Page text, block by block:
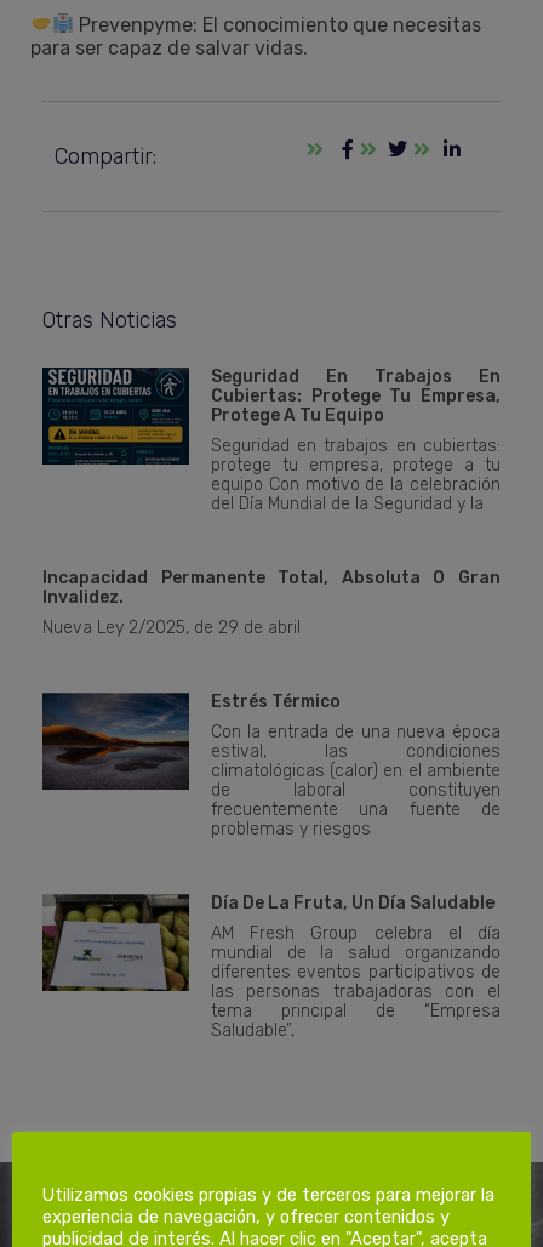
Prevenpyme: El conocimiento que necesitas
para ser capaz de salvar vidas.
Compartir:
Otras Noticias
Seguridad En Trabajos En
Cubiertas: Protege Tu Empresa,
Protege A Tu Equipo
Seguridad en trabajos en cubiertas:
protege tu empresa, protege a tu
equipo Con motivo de la celebración
del Día Mundial de la Seguridad y la
Incapacidad Permanente Total, Absoluta O Gran
Invalidez.
Nueva Ley 2/2025, de 29 de abril
Estrés Térmico
Con la entrada de una nueva época
estival, las condiciones
climatológicas (calor) en el ambiente
de laboral constituyen
frecuentemente una fuente de
problemas y riesgos
Día De La Fruta, Un Día Saludable
AM Fresh Group celebra el día
mundial de la salud organizando
diferentes eventos participativos de
las personas trabajadoras con el
tema principal de “Empresa
Saludable”,
Utilizamos cookies propias y de terceros para mejorar la
experiencia de navegación, y ofrecer contenidos y
publicidad de interés. Al hacer clic en "Aceptar", acepta